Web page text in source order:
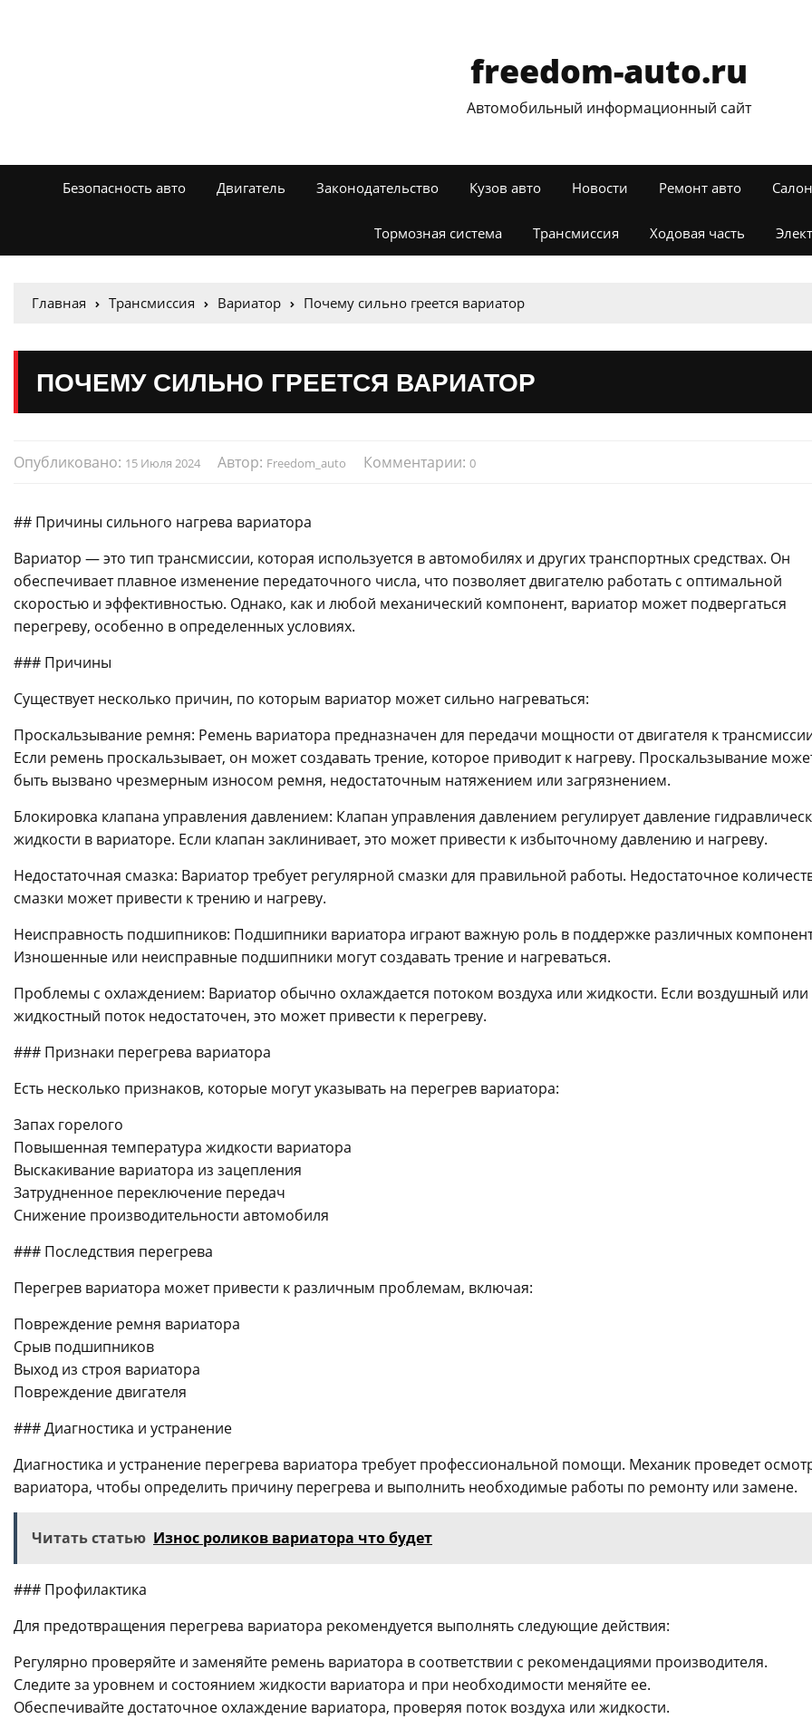
freedom-auto.ru
Автомобильный информационный сайт
Безопасность авто Двигатель Законодательство Кузов авто Новости Ремонт авто
Тормозная система Трансмиссия Ходовая часть
Главная Трансмиссия Вариатор Почему сильно греется вариатор
ПОЧЕМУ СИЛЬНО ГРЕЕТСЯ ВАРИАТОР
Опубликовано: 15 Июля 2024 Автор: Freedom_auto Комментарии: 0
## Причины сильного нагрева вариатора
Вариатор — это тип трансмиссии, которая используется в автомобилях и других транспортных средствах. Он
обеспечивает плавное изменение передаточного числа, что позволяет двигателю работать с оптимальной
скоростью и эффективностью. Однако, как и любой механический компонент, вариатор может подвергаться
перегреву, особенно в определенных условиях.
### Причины
Существует несколько причин, по которым вариатор может сильно нагреваться:
Проскальзывание ремня: Ремень вариатора предназначен для передачи мощности от двигателя к
Если ремень проскальзывает, он может создавать трение, которое приводит к нагреву. Проскальзывание
быть вызвано чрезмерным износом ремня, недостаточным натяжением или загрязнением.
Блокировка клапана управления давлением: Клапан управления давлением регулирует давление
жидкости в вариаторе. Если клапан заклинивает, это может привести к избыточному давлению и нагреву.
Недостаточная смазка: Вариатор требует регулярной смазки для правильной работы. Недостаточное
смазки может привести к трению и нагреву.
Неисправность подшипников: Подшипники вариатора играют важную роль в поддержке различных
Изношенные или неисправные подшипники могут создавать трение и нагреваться.
Проблемы с охлаждением: Вариатор обычно охлаждается потоком воздуха или жидкости. Если воздушный или
жидкостный поток недостаточен, это может привести к перегреву.
### Признаки перегрева вариатора
Есть несколько признаков, которые могут указывать на перегрев вариатора:
Запах горелого
Повышенная температура жидкости вариатора
Выскакивание вариатора из зацепления
Затрудненное переключение передач
Снижение производительности автомобиля
### Последствия перегрева
Перегрев вариатора может привести к различным проблемам, включая:
Повреждение ремня вариатора
Срыв подшипников
Выход из строя вариатора
Повреждение двигателя
### Диагностика и устранение
Диагностика и устранение перегрева вариатора требует профессиональной помощи. Механик проведет
вариатора, чтобы определить причину перегрева и выполнить необходимые работы по ремонту или замене.
Читать статью Износ роликов вариатора что будет
### Профилактика
Для предотвращения перегрева вариатора рекомендуется выполнять следующие действия:
Регулярно проверяйте и заменяйте ремень вариатора в соответствии с рекомендациями производителя.
Следите за уровнем и состоянием жидкости вариатора и при необходимости меняйте ее.
Обеспечивайте достаточное охлаждение вариатора, проверяя поток воздуха или жидкости.